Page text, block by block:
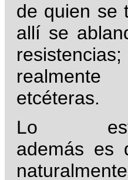
de quien se
allí se
realmente
etcéteras.
Lo
además es